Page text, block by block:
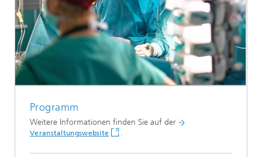
Programm
Weitere Informationen finden Sie auf der
Veranstaltungswebsite .